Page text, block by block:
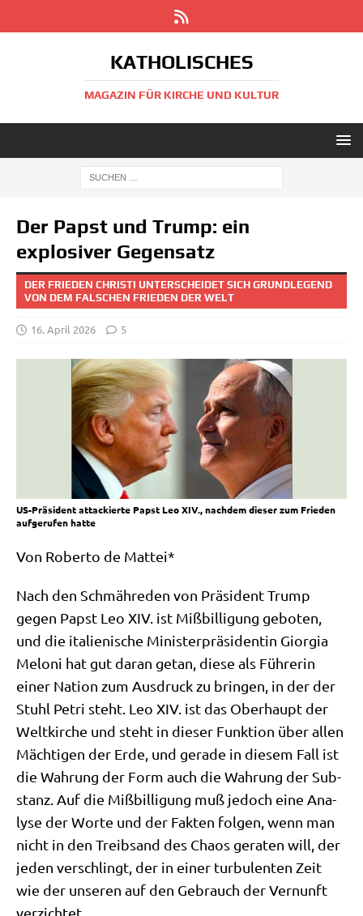
KATHOLISCHES
MAGAZIN FÜR KIRCHE UND KULTUR
Der Papst und Trump: ein
explosiver Gegensatz
DER FRIEDEN CHRISTI UNTERSCHEIDET SICH GRUNDLEGEND
VON DEM FALSCHEN FRIEDEN DER WELT
16. April 2026 5
US-Präsident attackierte Papst Leo XIV., nachdem dieser zum Frieden
aufgerufen hatte
Von Rober­to de Mattei*
Nach den Schmäh­reden von Prä­si­dent Trump
gegen Papst Leo XIV. ist Miß­bil­li­gung gebo­ten,
und die ita­lie­ni­sche Mini­ster­prä­si­den­tin Gior­gia
Melo­ni hat gut dar­an getan, die­se als Füh­re­rin
einer Nati­on zum Aus­druck zu brin­gen, in der der
Stuhl Petri steht. Leo XIV. ist das Ober­haupt der
Welt­kir­che und steht in die­ser Funk­ti­on über allen
Mäch­ti­gen der Erde, und gera­de in die­sem Fall ist
die Wah­rung der Form auch die Wah­rung der Sub­
stanz. Auf die Miß­bil­li­gung muß jedoch eine Ana­
ly­se der Wor­te und der Fak­ten fol­gen, wenn man
nicht in den Treib­sand des Cha­os gera­ten will, der
jeden ver­schlingt, der in einer tur­bu­len­ten Zeit
wie der unse­ren auf den Gebrauch der Ver­nunft